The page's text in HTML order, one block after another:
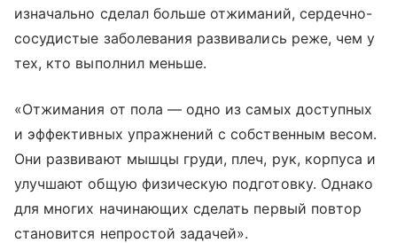
изначально сделал больше отжиманий, сердечно-
сосудистые заболевания развивались реже, чем у
тех, кто выполнил меньше.
«Отжимания от пола — одно из самых доступных
и эффективных упражнений с собственным весом.
Они развивают мышцы груди, плеч, рук, корпуса и
улучшают общую физическую подготовку. Однако
для многих начинающих сделать первый повтор
становится непростой задачей».